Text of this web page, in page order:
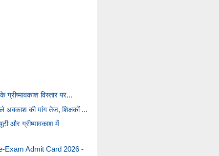
के ग्रीष्मावकाश विस्तार पर...
की मांग तेज, शिक्षकों ...
और ग्रीष्मावकाश में
Exam Admit Card 2026 -